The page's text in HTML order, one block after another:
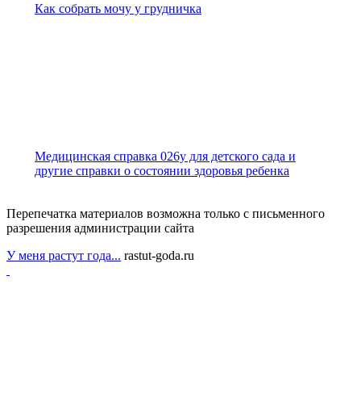
Как собрать мочу у грудничка
Медицинская справка 026у для детского сада и
другие справки о состоянии здоровья ребенка
Перепечатка материалов возможна только с письменного
разрешения администрации сайта
У меня растут года... rastut-goda.ru